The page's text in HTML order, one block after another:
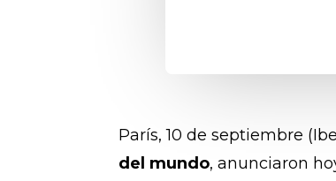
París, 10 de septiembre
del mundo, anunciaron